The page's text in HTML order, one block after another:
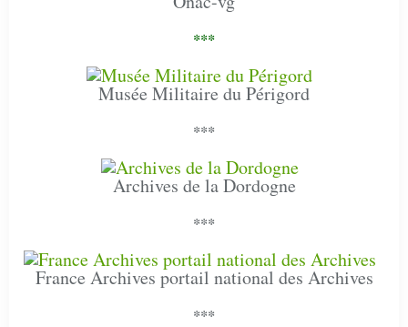
***
Musée Militaire du Périgord
***
Archives de la Dordogne
***
France Archives portail national des Archives
***